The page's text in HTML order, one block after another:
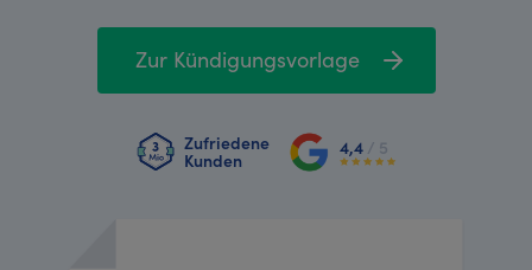
Zur Kündigungsvorlage
Zufriedene
Kunden
4,4 / 5